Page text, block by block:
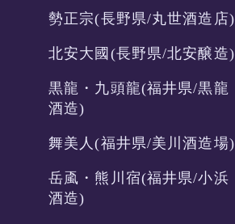
勢正宗(長野県/丸世酒造店)
北安大國(長野県/北安醸造)
黒龍・九頭龍(福井県/黒龍
酒造)
舞美人(福井県/美川酒造場)
岳颪・熊川宿(福井県/小浜
酒造)